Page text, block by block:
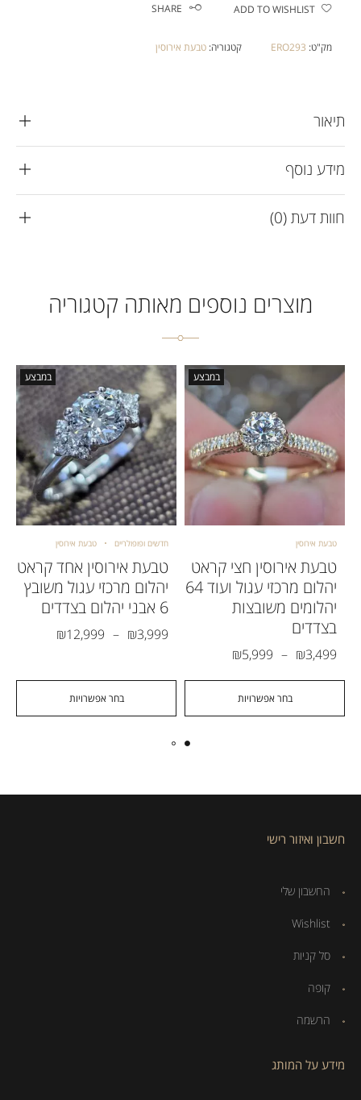
ADD TO WISHLIST
SHARE
מק"ט: ERO293 קטגוריה:טבעת אירוסין
תיאור
מידע נוסף
חוות דעת (0)
מוצרים נוספים מאותה קטגוריה
במבצע
בחר אפשרויות
טבעת אירוסין
טבעת אירוסין חצי קראט
יהלום מרכזי עגול ועוד 64
יהלומים משובצות
בצדדים
₪3,499
–
₪5,999
במבצע
בחר אפשרויות
חדשים ופופולריים טבעת אירוסין
טבעת אירוסין אחד קראט
יהלום מרכזי עגול משובץ
6 אבני יהלום בצדדים
₪3,999
–
₪12,999
חשבון ואיזור רישי
החשבון שלי
Wishlist
סל קניות
קופה
הרשמה
מידע על המותג